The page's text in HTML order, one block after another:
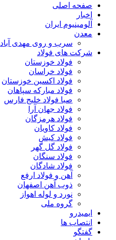
صفحه اصلی
اخبار
آلومینیوم ایران
معدن
سرب و روی مهدی آباد
شرکت های فولاد
فولاد خوزستان
فولاد خراسان
فولاد اکسین خوزستان
فولاد مبارکه سپاهان
صبا فولاد خلیج فارس
فولاد جهان آرا
فولاد هرمزگان
فولاد کاویان
فولاد کیش
فولاد گل گهر
فولاد سنگان
فولاد شادگان
آهن و فولاد ارفع
ذوب آهن اصفهان
نورد و لوله اهواز
گروه ملی
ایمیدرو
انتصاب ها
گفتگو